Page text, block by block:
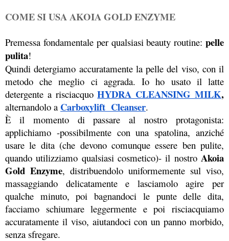
COME SI USA AKOIA GOLD ENZYME
Premessa fondamentale per qualsiasi beauty routine: pelle
pulita!
Quindi detergiamo accuratamente la pelle del viso, con il
metodo che meglio ci aggrada. Io ho usato il latte
detergente a risciacquo HYDRA CLEANSING MILK
alternandolo a Carboxylift  Cleanser.
È il momento di passare al nostro protagonista:
applichiamo -possibilmente con una spatolina, anziché
usare le dita (che devono comunque essere ben pulite,
quando utilizziamo qualsiasi cosmetico)- il nostro Akoia
Gold Enzyme, distribuendolo uniformemente sul viso,
massaggiando delicatamente e lasciamolo agire per
qualche minuto, poi bagnandoci le punte delle dita,
facciamo schiumare leggermente e poi risciacquiamo
accuratamente il viso, aiutandoci con un panno morbido,
senza sfregare.